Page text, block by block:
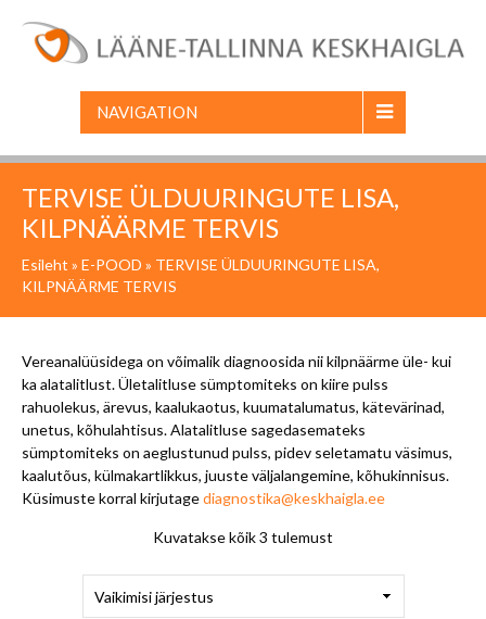
NAVIGATION
TERVISE ÜLDUURINGUTE LISA,
KILPNÄÄRME TERVIS
Esileht » E-POOD » TERVISE ÜLDUURINGUTE LISA,
KILPNÄÄRME TERVIS
Vereanalüüsidega on võimalik diagnoosida nii kilpnäärme üle- kui
ka alatalitlust. Ületalitluse sümptomiteks on kiire pulss
rahuolekus, ärevus, kaalukaotus, kuumatalumatus, kätevärinad,
unetus, kõhulahtisus. Alatalitluse sagedasemateks
sümptomiteks on aeglustunud pulss, pidev seletamatu väsimus,
kaalutõus, külmakartlikkus, juuste väljalangemine, kõhukinnisus.
Küsimuste korral kirjutagediagnostika@keskhaigla.ee
Kuvatakse kõik 3 tulemust